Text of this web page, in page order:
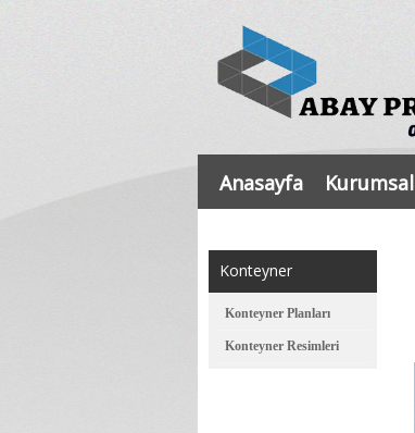
Anasayfa Kurumsal
Konteyner
Konteyner Planları
Konteyner Resimleri